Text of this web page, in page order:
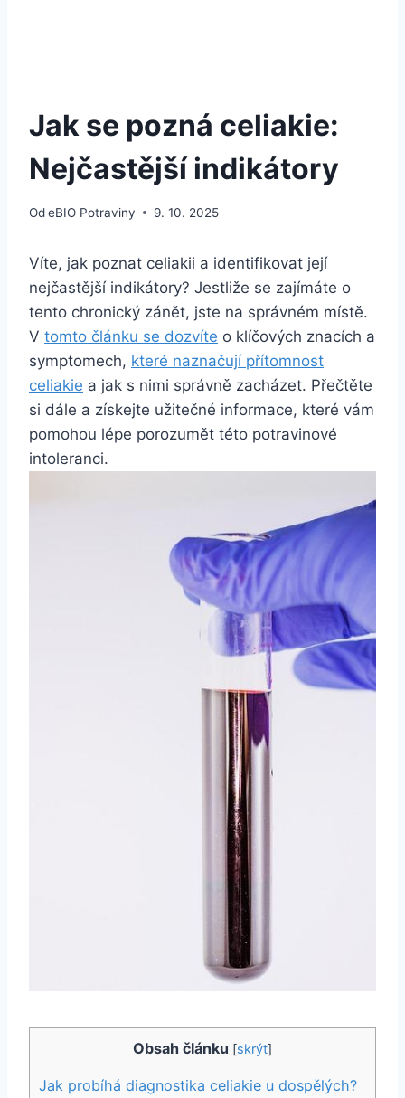
Jak se pozná celiakie:
Nejčastější indikátory
OdeBIO Potraviny 9. 10. 2025
Víte, jak poznat celiakii a identifikovat její
nejčastější indikátory? Jestliže se zajímáte o
tento chronický zánět, jste na správném místě.
V tomto článku se dozvíte o klíčových znacích a
symptomech, které naznačují přítomnost
celiakie a jak s nimi správně zacházet. Přečtěte
si dále a získejte užitečné informace, které vám
pomohou lépe porozumět této potravinové
intoleranci.
Obsah článku [skrýt]
Jak probíhá diagnostika celiakie u dospělých?